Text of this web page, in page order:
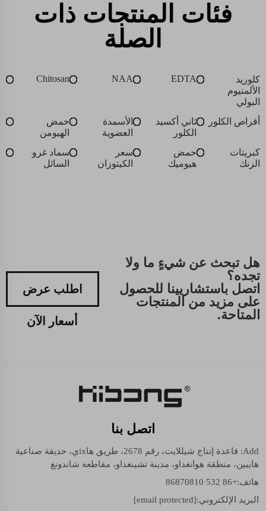
فئات المنتجات ذات
الصلة
كلوريد
الألمنيوم
البولي
EDTA
NAA
Chitosan
أقراص الكلور
ثاني أكسيد
الكلور
الأسمدة
العضوية
حمض
الهيومن
كبريتات
الزنك
حمض
هيوميك
سعر
الكيتوزان
سماد غرو
السائل
هل تبحث عن شيءٍ ما ولا
تجده؟
اتصل باستشاريينا للحصول
على مزيد من المنتجات
المتاحة.
اطلب عرض
أسعار الآن
اتصل بنا
Add: قاعدة إنتاج شيللايت، رقم 2678، طريق هاixي، حديقة صناعية
هايبين، منطقة هوانغداو، مدينة تشينغداو، مقاطعة شاندونغ
هاتف:+86 532 86870810
البريد الإلكتروني:[email protected]